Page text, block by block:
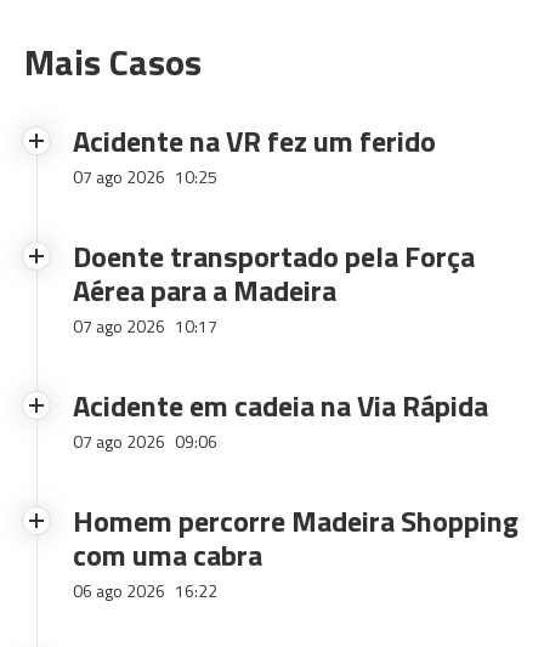
Mais Casos
Acidente na VR fez um ferido
07 ago 2026 10:25
Doente transportado pela Força
Aérea para a Madeira
07 ago 2026 10:17
Acidente em cadeia na Via Rápida
07 ago 2026 09:06
Homem percorre Madeira Shopping
com uma cabra
06 ago 2026 16:22